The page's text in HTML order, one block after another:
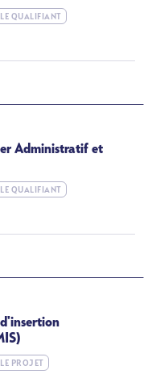
QUALIFIANT
Administratif et
QUALIFIANT
PROJET